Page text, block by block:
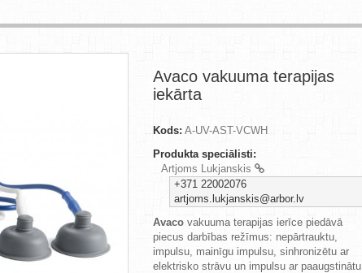
Avaco vakuuma terapijas
iekārta
Kods: A-UV-AST-VCWH
Produkta speciālisti:
Artjoms Lukjanskis
+371 22002076
artjoms.lukjanskis@arbor.lv
Avaco vakuuma terapijas ierīce piedāvā
piecus darbības režīmus: nepārtrauktu,
impulsu, mainīgu impulsu, sinhronizētu ar
elektrisko strāvu un impulsu ar paaugstinātu